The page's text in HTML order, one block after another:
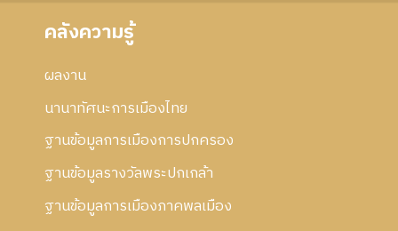
คลังความรู้
ผลงาน
นานาทัศนะการเมืองไทย
ฐานข้อมูลการเมืองการปกครอง
ฐานข้อมูลรางวัลพระปกเกล้า
ฐานข้อมูลการเมืองภาคพลเมือง